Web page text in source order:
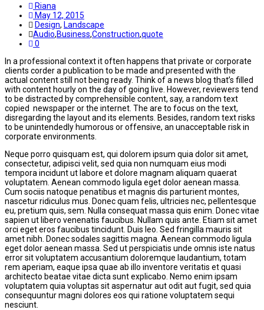
Riana
May 12, 2015
Design, Landscape
Audio,Business,Construction,quote
0
In a professional context it often happens that private or corporate
clients corder a publication to be made and presented with the
actual content still not being ready. Think of a news blog that’s filled
with content hourly on the day of going live. However, reviewers tend
to be distracted by comprehensible content, say, a random text
copied newspaper or the internet. The are to focus on the text,
disregarding the layout and its elements. Besides, random text risks
to be unintendedly humorous or offensive, an unacceptable risk in
corporate environments.
Neque porro quisquam est, qui dolorem ipsum quia dolor sit amet,
consectetur, adipisci velit, sed quia non numquam eius modi
tempora incidunt ut labore et dolore magnam aliquam quaerat
voluptatem. Aenean commodo ligula eget dolor aenean massa.
Cum sociis natoque penatibus et magnis dis parturient montes,
nascetur ridiculus mus. Donec quam felis, ultricies nec, pellentesque
eu, pretium quis, sem. Nulla consequat massa quis enim. Donec vitae
sapien ut libero venenatis faucibus. Nullam quis ante. Etiam sit amet
orci eget eros faucibus tincidunt. Duis leo. Sed fringilla mauris sit
amet nibh. Donec sodales sagittis magna. Aenean commodo ligula
eget dolor aenean massa. Sed ut perspiciatis unde omnis iste natus
error sit voluptatem accusantium doloremque laudantium, totam
rem aperiam, eaque ipsa quae ab illo inventore veritatis et quasi
architecto beatae vitae dicta sunt explicabo. Nemo enim ipsam
voluptatem quia voluptas sit aspernatur aut odit aut fugit, sed quia
consequuntur magni dolores eos qui ratione voluptatem sequi
nesciunt.